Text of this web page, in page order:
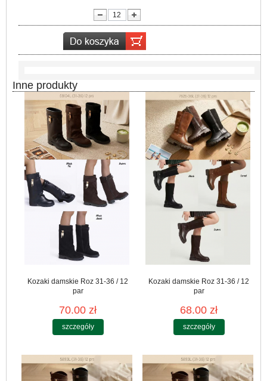
Inne produkty
Kozaki damskie Roz 31-36 / 12
par
70.00 zł
szczegóły
Kozaki damskie Roz 31-36 / 12
par
68.00 zł
szczegóły